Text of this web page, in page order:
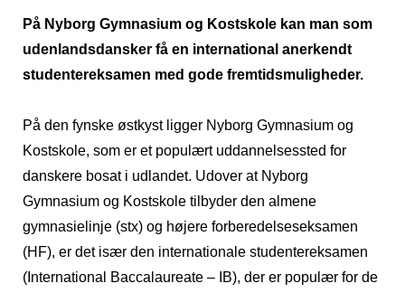
På Nyborg Gymnasium og Kostskole kan man som
udenlandsdansker få en international anerkendt
studentereksamen med gode fremtidsmuligheder.
På den fynske østkyst ligger Nyborg Gymnasium og
Kostskole, som er et populært uddannelsessted for
danskere bosat i udlandet. Udover at Nyborg
Gymnasium og Kostskole tilbyder den almene
gymnasielinje (stx) og højere forberedelseseksamen
(HF), er det især den internationale studentereksamen
(International Baccalaureate – IB), der er populær for de